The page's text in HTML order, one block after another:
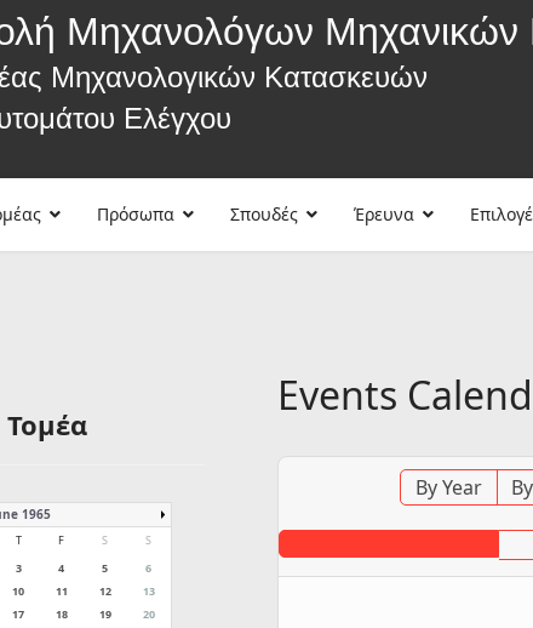
Μηχανολόγων
Μηχανολογικών Κατασκευών
Ελέγχου
Πρόσωπα Σπουδές Έρευνα
1965
T F S
S
3 4 5
6
10 11 12
13
17 18 19
20
Events
By Year